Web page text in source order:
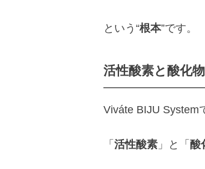
という“根本”です。
活性酸素と酸化
Viváte BIJU System
「 活性酸素 」と「 酸